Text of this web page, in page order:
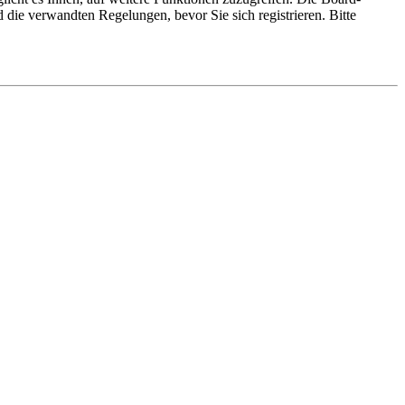
verwandten Regelungen, bevor Sie sich registrieren. Bitte